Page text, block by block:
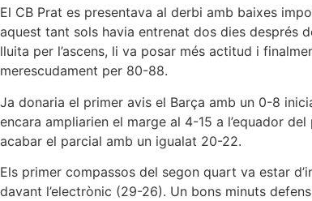
El CB Prat es presentava al derbi amb baixes
aquest tant sols havia entrenat dos dies després
lluita per l’ascens, li va posar més actitud i
merescudament per 80-88.
Ja donaria el primer avis el Barça amb un 0-8
encara ampliarien el marge al 4-15 a l’equador
acabar el parcial amb un igualat 20-22.
Els primer compassos del segon quart va estar
davant l’electrònic (29-26). Un bons minuts